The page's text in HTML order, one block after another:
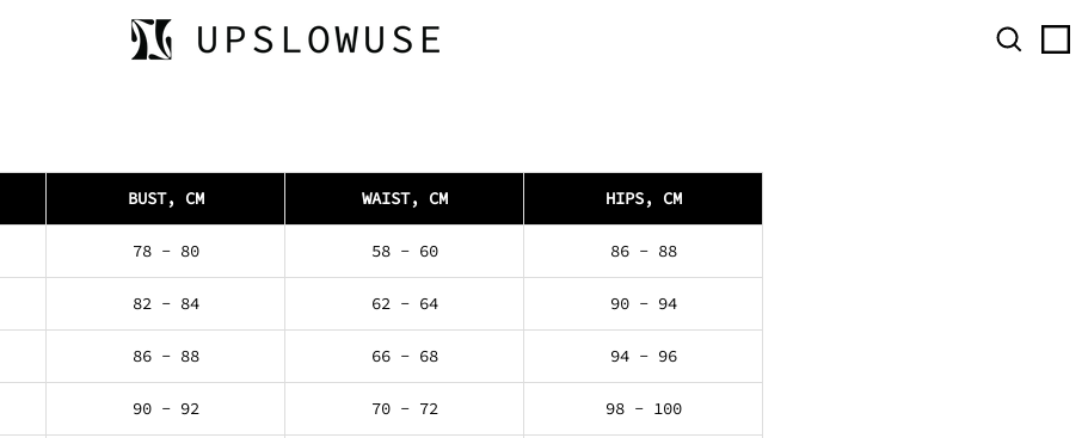
ПОШУК
BUST, CM WAIST, CM HIPS, CM
78 - 80 58 - 60 86 - 88
82 - 84 62 - 64 90 - 94
86 - 88 66 - 68 94 - 96
90 - 92 70 - 72 98 - 100